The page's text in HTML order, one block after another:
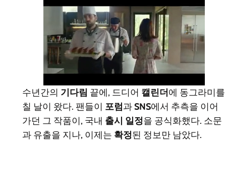
수년간의 기다림 끝에, 드디어 캘린더 에 동그라미를
칠 날이 왔다. 팬들이 포럼 과SNS에서 추측을 이어
가던 그 작품이, 국내 출시 일정을 공식화했다. 소문
과 유출을 지나, 이제는 확정된 정보만 남았다.